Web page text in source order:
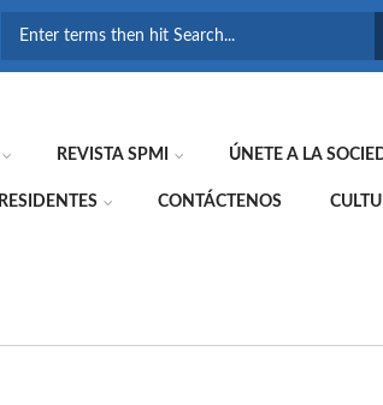
REVISTA SPMI ÚNETE A LA
RESIDENTES CONTÁCTENOS